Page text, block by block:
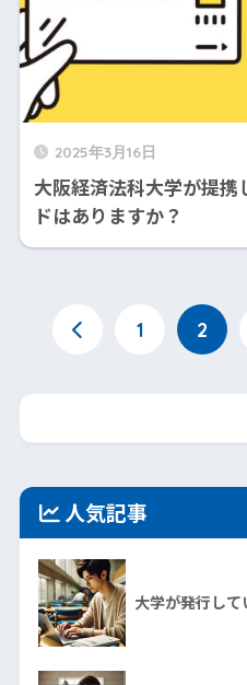
2025年3月16日
大阪経済法科大学が提携
ドはありますか？
1 2
人気記事
大学が発行し